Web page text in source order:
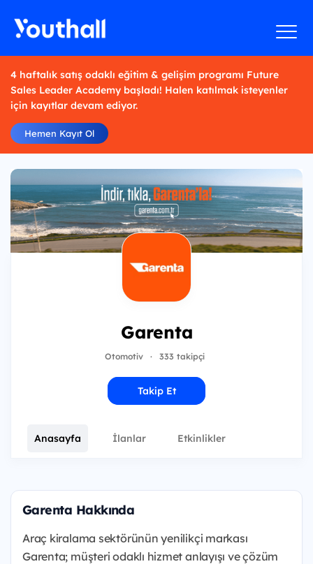
4 haftalık satış odaklı eğitim & gelişim programı Future
Sales Leader Academy başladı! Halen katılmak isteyenler
için kayıtlar devam ediyor.
Hemen Kayıt Ol
Garenta
Otomotiv · 333 takipçi
Takip Et
Anasayfa İlanlar Etkinlikler
Garenta Hakkında
Araç kiralama sektörünün yenilikçi markası
Garenta; müşteri odaklı hizmet anlayışı ve çözüm